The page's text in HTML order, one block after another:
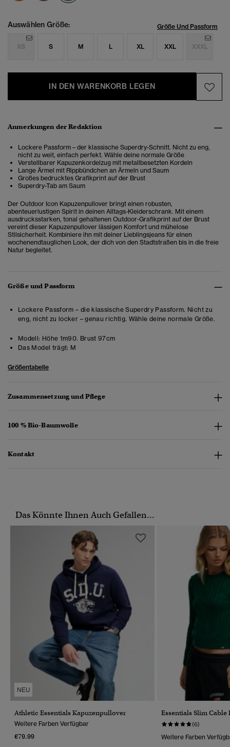
Auswählen Größe: Größe Und Passform
XS S M L XL XXL XXXL
IN DEN WARENKORB LEGEN
Anmerkungen der Redaktion
Lockere Passform – der klassische Superdry-Schnitt. Nicht zu eng,
nicht zu weit, einfach perfekt. Wähle deine normale Größe
Verstellbarer Kapuzenkordelzug mit metallbesetzten Kordeln
Lange Ärmel mit Rippbündchen an Ärmeln und Saum
Großes bedrucktes Grafikprint auf der Brust
Superdry-Tab am Saum
Der Outdoor Icon Kapuzenpullover bringt einen robusten,
abenteuerlustigen Spirit in deinen Alltags-Kleiderschrank. Mit einem
ausdrucksstarken, tonal gehaltenen Outdoor-Grafikprint auf der Brust
vereint dieser Kapuzenpullover lässigen Komfort und mühelose
Stilsicherheit. Kombiniere ihn mit deiner Lieblingsjeans für einen
wochenendtauglichen Look, der dich von den Stadtstraßen bis in die freie
Natur begleitet.
Größe und Passform
Lockere Passform – die klassische Superdry Passform. Nicht zu
eng, nicht zu locker – genau richtig. Wähle deine normale Größe.
Modell: Höhe 1m90. Brust 97cm
Das Model trägt: M
Größentabelle
Zusammensetzung und Pflege
100 % Bio-Baumwolle
Kontakt
Das Könnte Ihnen Auch Gefallen...
NEU
Athletic Essentials Kapuzenpullover
Weitere Farben Verfügbar
€79.99
Essentials Slim Cable
(6)
Weitere Farben